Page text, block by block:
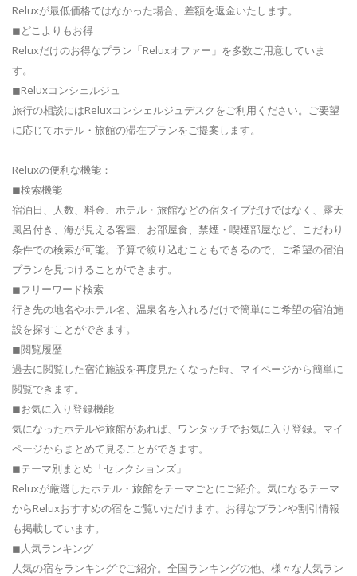
Reluxが最低価格ではなかった場合、差額を返金いたします。
◼どこよりもお得
Reluxだけのお得なプラン「Reluxオファー」を多数ご用意していま
す。
◼Reluxコンシェルジュ
旅行の相談にはReluxコンシェルジュデスクをご利用ください。ご要望
に応じてホテル・旅館の滞在プランをご提案します。
Reluxの便利な機能：
◼検索機能
宿泊日、人数、料金、ホテル・旅館などの宿タイプだけではなく、露天
風呂付き、海が見える客室、お部屋食、禁煙・喫煙部屋など、こだわり
条件での検索が可能。予算で絞り込むこともできるので、ご希望の宿泊
プランを見つけることができます。
◼フリーワード検索
行き先の地名やホテル名、温泉名を入れるだけで簡単にご希望の宿泊施
設を探すことができます。
◼閲覧履歴
過去に閲覧した宿泊施設を再度見たくなった時、マイページから簡単に
閲覧できます。
◼お気に入り登録機能
気になったホテルや旅館があれば、ワンタッチでお気に入り登録。マイ
ページからまとめて見ることができます。
◼テーマ別まとめ「セレクションズ」
Reluxが厳選したホテル・旅館をテーマごとにご紹介。気になるテーマ
からReluxおすすめの宿をご覧いただけます。お得なプランや割引情報
も掲載しています。
◼人気ランキング
人気の宿をランキングでご紹介。全国ランキングの他、様々な人気ラン